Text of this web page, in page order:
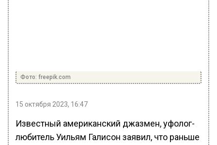
Фото: freepik.com
15 октября 2023, 16:47
Известный американский джазмен, уфолог-
любитель Уильям Галисон заявил, что раньше